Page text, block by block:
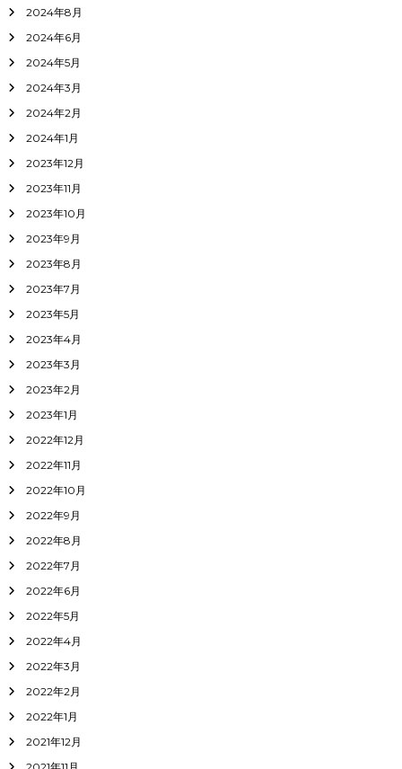
2024年8月
2024年6月
2024年5月
2024年3月
2024年2月
2024年1月
2023年12月
2023年11月
2023年10月
2023年9月
2023年8月
2023年7月
2023年5月
2023年4月
2023年3月
2023年2月
2023年1月
2022年12月
2022年11月
2022年10月
2022年9月
2022年8月
2022年7月
2022年6月
2022年5月
2022年4月
2022年3月
2022年2月
2022年1月
2021年12月